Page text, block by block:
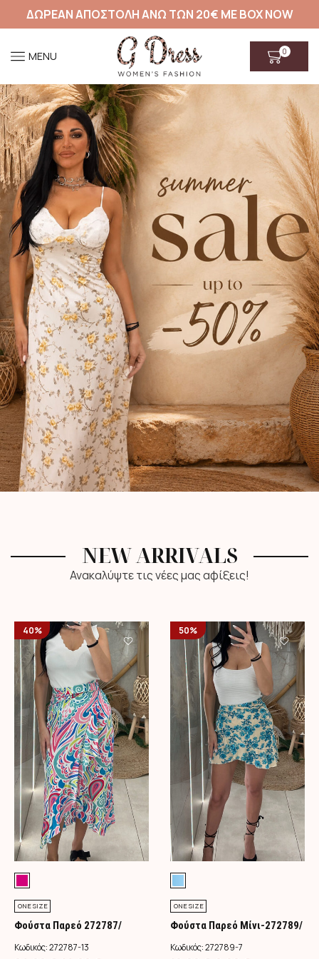
ΔΩΡΕΑΝ ΑΠΟΣΤΟΛΗ ΑΝΩ ΤΩΝ 20€ ΜΕ BOX NOW
MENU 0
NEW ARRIVALS
Ανακαλύψτε τις νέες μας αφίξεις!
40%
ONE SIZE
Φούστα Παρεό 272787/
Φούξια
Κωδικός:272787-13
50%
ONE SIZE
Φούστα Παρεό Μίνι-272789/
Τιρκουάζ
Κωδικός:272789-7